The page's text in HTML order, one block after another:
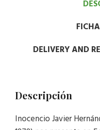
DELIVERY AND
Descripción
Inocencio Javier